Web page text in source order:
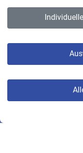
Erklärung zur
© VBL 2026